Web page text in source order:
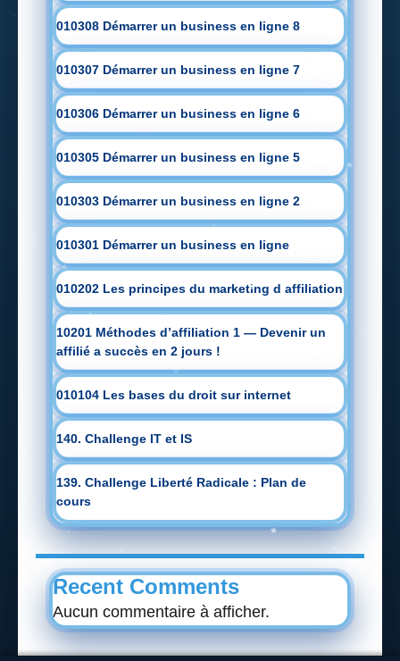
010308 Démarrer un business en ligne 8
010307 Démarrer un business en ligne 7
010306 Démarrer un business en ligne 6
010305 Démarrer un business en ligne 5
010303 Démarrer un business en ligne 2
010301 Démarrer un business en ligne
010202 Les principes du marketing d affiliation
10201 Méthodes d’affiliation 1 — Devenir un
affilié a succès en 2 jours !
010104 Les bases du droit sur internet
140. Challenge IT et IS
139. Challenge Liberté Radicale : Plan de
cours
Recent Comments
Aucun commentaire à afficher.